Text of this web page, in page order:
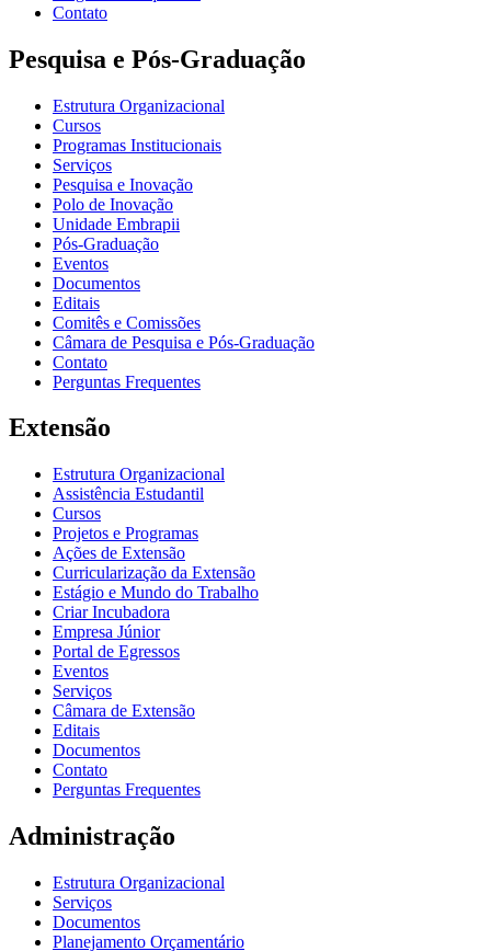
Contato
Pesquisa e Pós-Graduação
Estrutura Organizacional
Cursos
Programas Institucionais
Serviços
Pesquisa e Inovação
Polo de Inovação
Unidade Embrapii
Pós-Graduação
Eventos
Documentos
Editais
Comitês e Comissões
Câmara de Pesquisa e Pós-Graduação
Contato
Perguntas Frequentes
Extensão
Estrutura Organizacional
Assistência Estudantil
Cursos
Projetos e Programas
Ações de Extensão
Curricularização da Extensão
Estágio e Mundo do Trabalho
Criar Incubadora
Empresa Júnior
Portal de Egressos
Eventos
Serviços
Câmara de Extensão
Editais
Documentos
Contato
Perguntas Frequentes
Administração
Estrutura Organizacional
Serviços
Documentos
Planejamento Orçamentário